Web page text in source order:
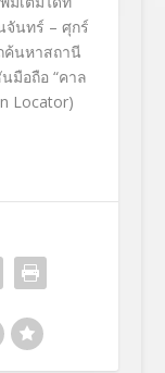
จันทร์ – ศุกร์
ค้นหาสถานี
มือถือ “คาล
Locator)